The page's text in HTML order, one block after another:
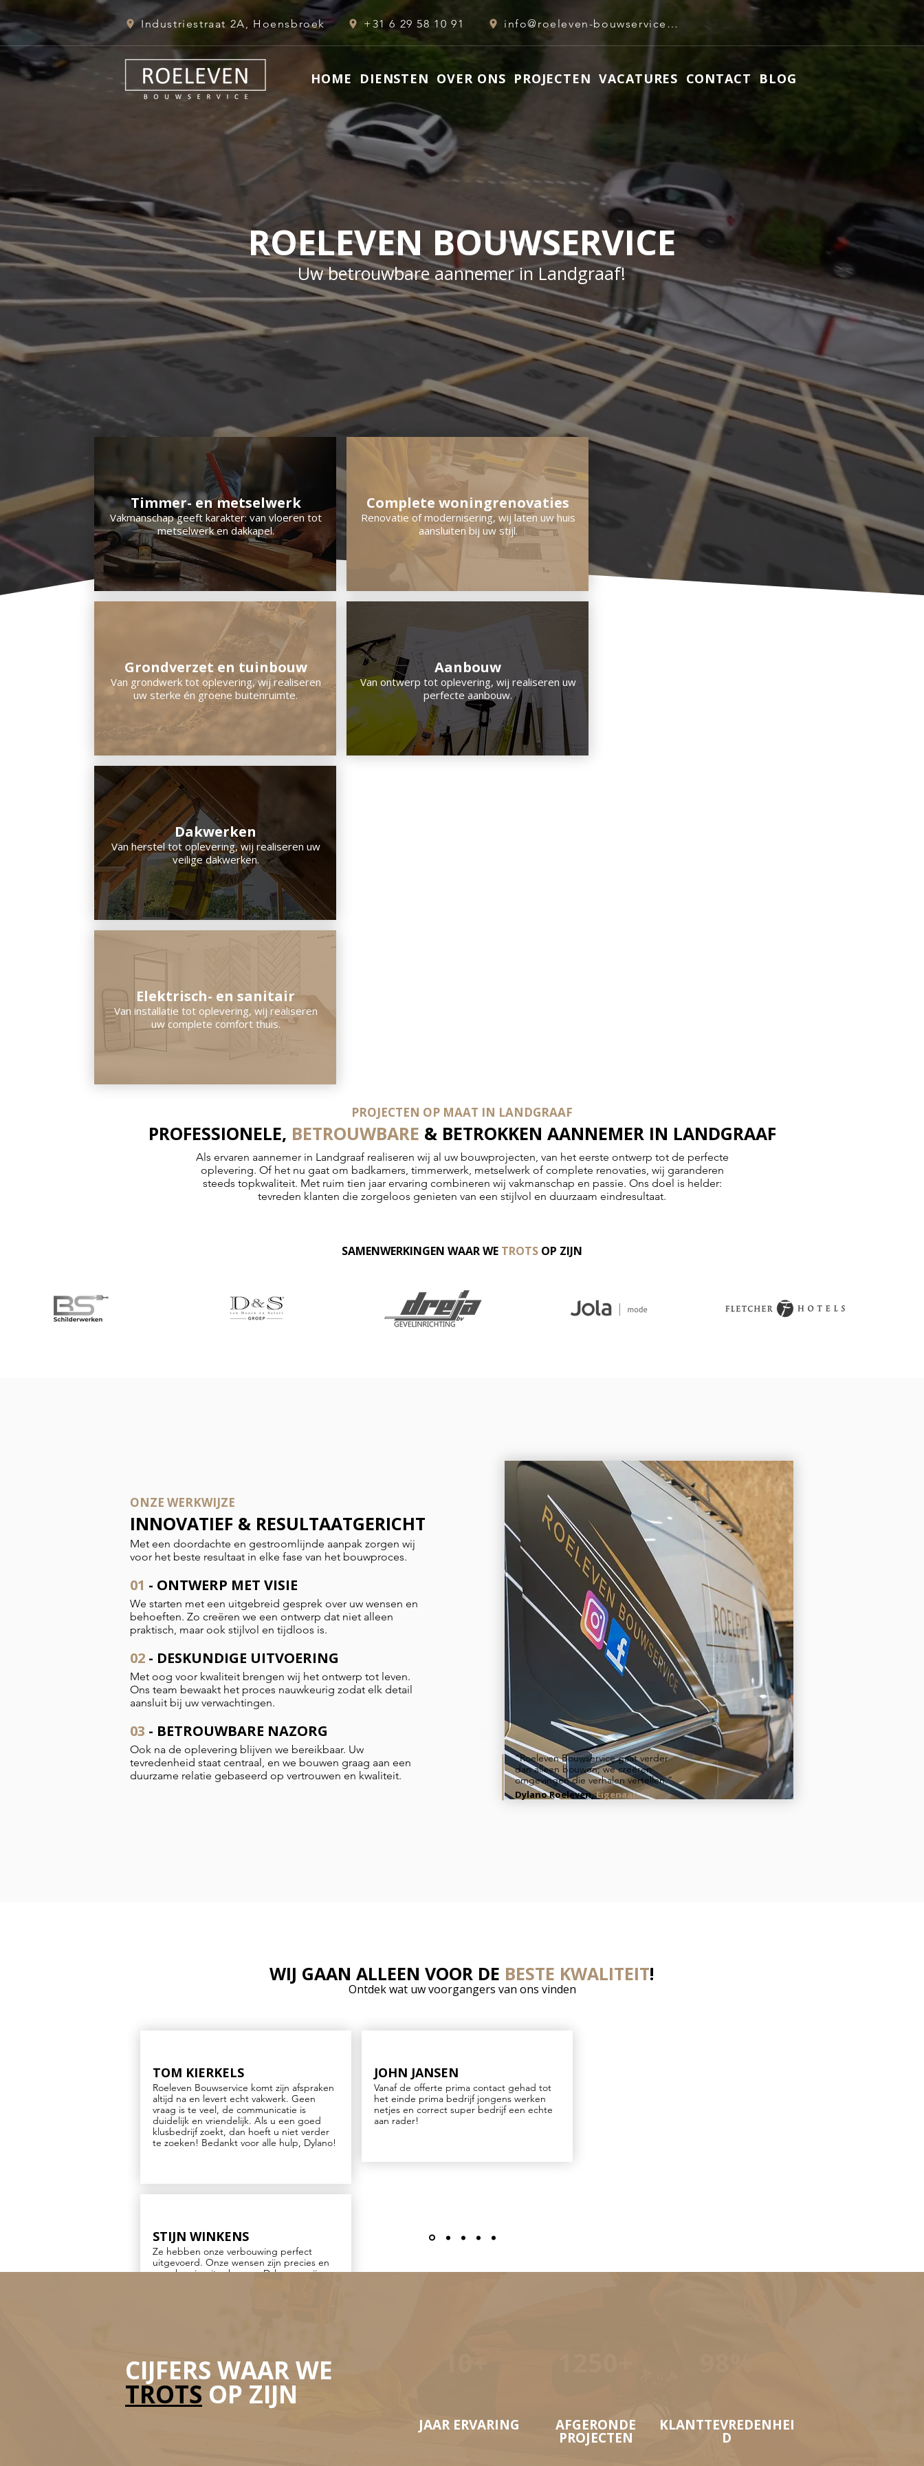
Industriestraat 2A, Hoensbroek +31 6 29 58 10 91 info@roeleven-bouwservice.nl
HOME DIENSTEN OVER ONS PROJECTEN VACATURES CONTACT BLOG
ROELEVEN BOUWSERVICE
Uw betrouwbare aannemer in Landgraaf!
Timmer- en metselwerk
Vakmanschap geeft karakter: van vloeren tot
metselwerk en dakkapel.
Grondverzet en tuinbouw
Van grondwerk tot oplevering, wij realiseren
uw sterke én groene buitenruimte.
Complete woningrenovaties
Renovatie of modernisering, wij laten uw huis
aansluiten bij uw stijl.
Aanbouw
Van ontwerp tot oplevering, wij realiseren uw
perfecte aanbouw.
Dakwerken
Van herstel tot oplevering, wij realiseren uw
veilige dakwerken.
Elektrisch- en sanitair
Van installatie tot oplevering, wij realiseren
uw complete comfort thuis.
PROJECTEN OP MAAT IN LANDGRAAF
PROFESSIONELE, BETROUWBARE & BETROKKEN AANNEMER IN LANDGRAAF
Als ervaren aannemer in Landgraaf realiseren wij al uw bouwprojecten, van het eerste ontwerp tot de perfecte
oplevering. Of het nu gaat om badkamers, timmerwerk, metselwerk of complete renovaties, wij garanderen
steeds topkwaliteit. Met ruim tien jaar ervaring combineren wij vakmanschap en passie. Ons doel is helder:
tevreden klanten die zorgeloos genieten van een stijlvol en duurzaam eindresultaat.
SAMENWERKINGEN WAAR WE TROTSOP ZIJN
ONZE WERKWIJZE
INNOVATIEF & RESULTAATGERICHT
Met een doordachte en gestroomlijnde aanpak zorgen wij
voor het beste resultaat in elke fase van het bouwproces.
01 - ONTWERP MET VISIE
We starten met een uitgebreid gesprek over uw wensen en
behoeften. Zo creëren we een ontwerp dat niet alleen
praktisch, maar ook stijlvol en tijdloos is.
02 - DESKUNDIGE UITVOERING
Met oog voor kwaliteit brengen wij het ontwerp tot leven.
Ons team bewaakt het proces nauwkeurig zodat elk detail
aansluit bij uw verwachtingen.
03 - BETROUWBARE NAZORG
Ook na de oplevering blijven we bereikbaar. Uw
tevredenheid staat centraal, en we bouwen graag aan een
duurzame relatie gebaseerd op vertrouwen en kwaliteit.
“Roeleven Bouwservice gaat verder
dan alleen bouwen; we creëren
omgevingen die verhalen vertellen.”
Dylano Roeleven,Eigenaar
WIJ GAAN ALLEEN VOOR DE BESTE KWALITEIT!
Ontdek wat uw voorgangers van ons vinden
TOM KIERKELS
Roeleven Bouwservice komt zijn afspraken
altijd na en levert echt vakwerk. Geen
vraag is te veel, de communicatie is
duidelijk en vriendelijk. Als u een goed
klusbedrijf zoekt, dan hoeft u niet verder
te zoeken! Bedankt voor alle hulp, Dylano!
JOHN JANSEN
Vanaf de offerte prima contact gehad tot
het einde prima bedrijf jongens werken
netjes en correct super bedrijf een echte
aan rader!
STIJN WINKENS
Ze hebben onze verbouwing perfect
uitgevoerd. Onze wensen zijn precies en
nauwkeurig uitgekomen. Dylano en zijn
CIJFERS WAAR WE
TROTS OP ZIJN
JAAR ERVARING AFGERONDE
PROJECTEN
KLANTTEVREDENHEI
D